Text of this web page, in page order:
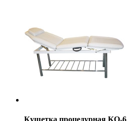
Кушетка процедурная KO-6